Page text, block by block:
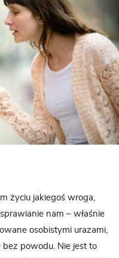
życiu jakiegoś wroga,
nam – właśnie
osobistymi urazami,
powodu. Nie jest to